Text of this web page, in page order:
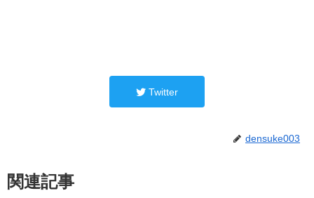
Twitter
densuke003
関連記事